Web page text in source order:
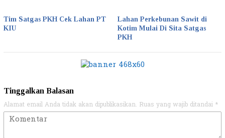
Tim Satgas PKH Cek Lahan PT
KIU
Lahan Perkebunan Sawit di
Kotim Mulai Di Sita Satgas
PKH
Tinggalkan Balasan
Alamat email Anda tidak akan dipublikasikan. Ruas yang wajib ditandai *